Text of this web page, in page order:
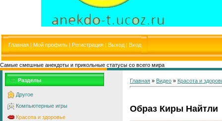
Главная | Мой профиль | Регистрация | Выход | Вход
Самые смешные анекдоты и прикольные статусы со всего мира
Разделы
Другое
Компьютерные игры
Красота и здоровье
Главная » Видео » Красота и
Образ Киры Найтли